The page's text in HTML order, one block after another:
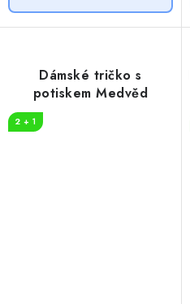
Dámské tričko s
potiskem Medvěd
2 + 1